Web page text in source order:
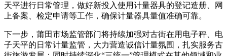
天平进行日常管理，做好新投入使用计量器具的登记造册、网
上备案、检定申请等工作，确保计量器具量值准确可靠。
下一步，莆田市场监管部门将持续加强对古街在用电子秤、电
子天平的日常计量监管，大力营造诚信计量氛围，扎实服务古